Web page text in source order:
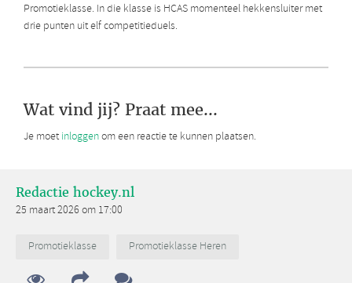
Promotieklasse. In die klasse is HCAS momenteel hekkensluiter met
drie punten uit elf competitieduels.
Wat vind jij? Praat mee...
Je moet inloggenom een reactie te kunnen plaatsen.
Redactie hockey.nl
25 maart 2026 om 17:00
Promotieklasse Promotieklasse Heren